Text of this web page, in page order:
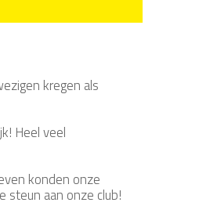
kregen als
Heel veel
konden onze
steun aan onze club!